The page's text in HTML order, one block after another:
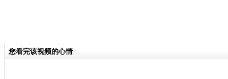
您看完该视频的心情